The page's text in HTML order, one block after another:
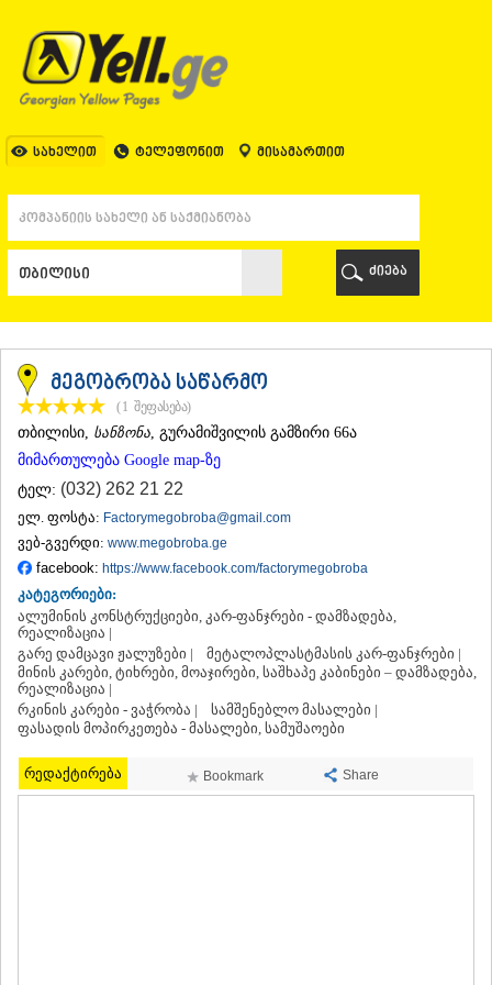
სახელით ტელეფონით მისამართით
ᲗᲑᲘᲚᲘᲡᲘ
ᲗᲑᲘᲚᲘᲡᲘ
ᲐᲤᲮᲐᲖᲔᲗᲘ
ᲒᲐᲚᲘ
ᲑᲐᲗᲣᲛᲘ
ᲥᲝᲑᲣᲚᲔᲗᲘ
ᲨᲣᲐᲮᲔᲕᲘ
ᲩᲐᲥᲕᲘ
ᲝᲖᲣᲠᲒᲔᲗᲘ
ᲩᲝᲮᲐᲢᲐᲣᲠᲘ
ᲣᲠᲔᲙᲘ
ᲘᲛᲔᲠᲔᲗᲘ
ᲑᲐᲦᲓᲐᲗᲘ
ᲕᲐᲜᲘ
ᲖᲔᲡᲢᲐᲤᲝᲜᲘ
ᲗᲔᲠᲯᲝᲚᲐ
ᲡᲐᲛᲢᲠᲔᲓᲘᲐ
ᲡᲐᲩᲮᲔᲠᲔ
ᲢᲧᲘᲑᲣᲚᲘ
ᲥᲣᲗᲐᲘᲡᲘ
ᲬᲧᲐᲚᲢᲣᲑᲝ
ᲭᲘᲐᲗᲣᲠᲐ
ᲮᲐᲠᲐᲒᲐᲣᲚᲘ
ᲮᲝᲜᲘ
ᲙᲐᲮᲔᲗᲘ
ᲐᲮᲛᲔᲢᲐ
ᲒᲣᲠᲯᲐᲐᲜᲘ
ᲓᲔᲓᲝᲤᲚᲘᲡᲬᲧᲐᲠᲝ
ᲗᲔᲚᲐᲕᲘ
ძიება
მეგობრობა საწარმო
(1 შეფასება)
ᲗᲑᲘᲚᲘᲡᲘ, სანზონა, გურამიშვილის გამზირი 66ა
მიმართულება Google map-ზე
ტელ: (032) 262 21 22
ელ. ფოსტა: Factorymegobroba@gmail.com
ვებ-გვერდი: www.megobroba.ge
facebook: https://www.facebook.com/factorymegobroba
კატეგორიები:
ალუმინის კონსტრუქციები, კარ-ფანჯრები - დამზადება,
რეალიზაცია |
გარე დამცავი ჟალუზები |
მეტალოპლასტმასის კარ-ფანჯრები |
მინის კარები, ტიხრები, მოაჯირები, საშხაპე კაბინები – დამზადება,
რეალიზაცია |
რკინის კარები - ვაჭრობა |
სამშენებლო მასალები |
ფასადის მოპირკეთება - მასალები, სამუშაოები
რედაქტირება Bookmark Share